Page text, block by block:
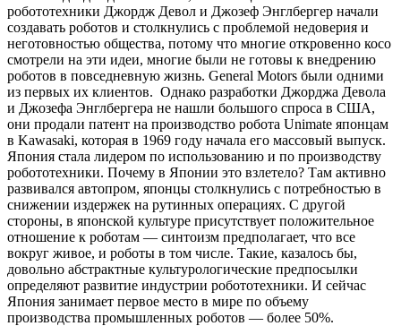
робототехники Джордж Девол и Джозеф Энглбергер начали
создавать роботов и столкнулись с проблемой недоверия и
неготовностью общества, потому что многие откровенно косо
смотрели на эти идеи, многие были не готовы к внедрению
роботов в повседневную жизнь. General Motors были одними
из первых их клиентов. Однако разработки Джорджа Девола
и Джозефа Энглбергера не нашли большого спроса в США,
они продали патент на производство робота Unimate японцам
в Kawasaki, которая в 1969 году начала его массовый выпуск.
Япония стала лидером по использованию и по производству
робототехники. Почему в Японии это взлетело? Там активно
развивался автопром, японцы столкнулись с потребностью в
снижении издержек на рутинных операциях. С другой
стороны, в японской культуре присутствует положительное
отношение к роботам — синтоизм предполагает, что все
вокруг живое, и роботы в том числе. Такие, казалось бы,
довольно абстрактные культурологические предпосылки
определяют развитие индустрии робототехники. И сейчас
Япония занимает первое место в мире по объему
производства промышленных роботов — более 50%.